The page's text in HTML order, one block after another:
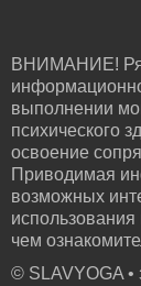
ВНИМАНИЕ!
выполнении
психического
освоение
Приводимая
возможных
чем
© SLAVYOGA •